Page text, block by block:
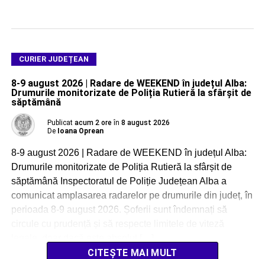
CURIER JUDEȚEAN
8-9 august 2026 | Radare de WEEKEND în județul Alba:
Drumurile monitorizate de Poliția Rutieră la sfârșit de
săptămână
Publicat acum 2 ore în 8 august 2026
De Ioana Oprean
8-9 august 2026 | Radare de WEEKEND în județul Alba:
Drumurile monitorizate de Poliția Rutieră la sfârșit de
săptămână Inspectoratul de Poliție Județean Alba a
comunicat amplasarea radarelor pe drumurile din județ, în
perioada 8-9 august 2026. Șoferii sunt îndemnați să
CITEȘTE MAI MULT